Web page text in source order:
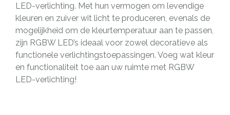
LED-verlichting. Met hun vermogen om levendige
kleuren en zuiver wit licht te produceren, evenals de
mogelijkheid om de kleurtemperatuur aan te passen,
zijn RGBW LED’s ideaal voor zowel decoratieve als
functionele verlichtingstoepassingen. Voeg wat kleur
en functionaliteit toe aan uw ruimte met RGBW
LED-verlichting!